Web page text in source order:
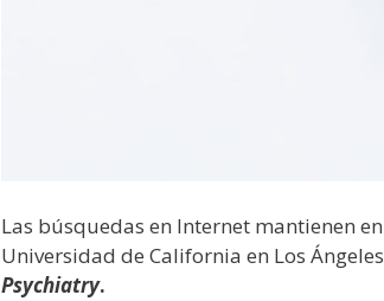
Las búsquedas en Internet mantienen
Universidad de California en Los
Psychiatry.